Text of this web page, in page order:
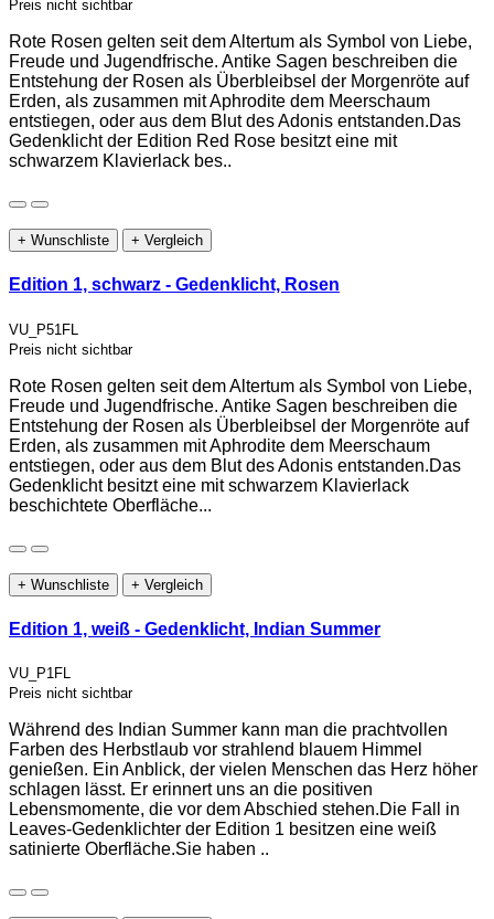
Preis nicht sichtbar
Rote Rosen gelten seit dem Altertum als Symbol von Liebe,
Freude und Jugendfrische. Antike Sagen beschreiben die
Entstehung der Rosen als Überbleibsel der Morgenröte auf
Erden, als zusammen mit Aphrodite dem Meerschaum
entstiegen, oder aus dem Blut des Adonis entstanden.Das
Gedenklicht der Edition Red Rose besitzt eine mit
schwarzem Klavierlack bes..
+ Wunschliste + Vergleich
Edition 1, schwarz - Gedenklicht, Rosen
VU_P51FL
Preis nicht sichtbar
Rote Rosen gelten seit dem Altertum als Symbol von Liebe,
Freude und Jugendfrische. Antike Sagen beschreiben die
Entstehung der Rosen als Überbleibsel der Morgenröte auf
Erden, als zusammen mit Aphrodite dem Meerschaum
entstiegen, oder aus dem Blut des Adonis entstanden.Das
Gedenklicht besitzt eine mit schwarzem Klavierlack
beschichtete Oberfläche...
+ Wunschliste + Vergleich
Edition 1, weiß - Gedenklicht, Indian Summer
VU_P1FL
Preis nicht sichtbar
Während des Indian Summer kann man die prachtvollen
Farben des Herbstlaub vor strahlend blauem Himmel
genießen. Ein Anblick, der vielen Menschen das Herz höher
schlagen lässt. Er erinnert uns an die positiven
Lebensmomente, die vor dem Abschied stehen.Die Fall in
Leaves-Gedenklichter der Edition 1 besitzen eine weiß
satinierte Oberfläche.Sie haben ..